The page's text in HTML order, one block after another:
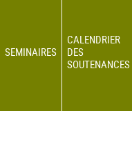
SEMINAIRES
CALENDRIER
DES
SOUTENANCES